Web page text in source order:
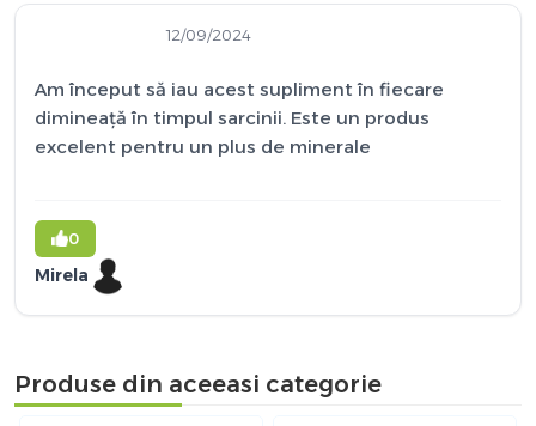
12/09/2024
Am început să iau acest supliment în fiecare
dimineață în timpul sarcinii. Este un produs
excelent pentru un plus de minerale
0
Mirela
Produse din aceeasi categorie